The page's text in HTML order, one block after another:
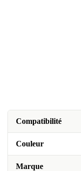
Compatibilité
Couleur
Marque